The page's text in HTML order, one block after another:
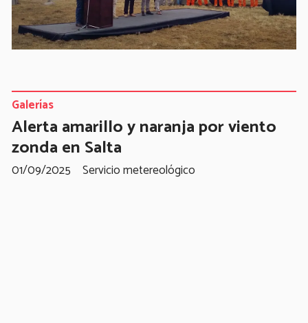
Alerta amarillo y naranja por viento
zonda en Salta
Servicio metereológico
Galerías
01/09/2025